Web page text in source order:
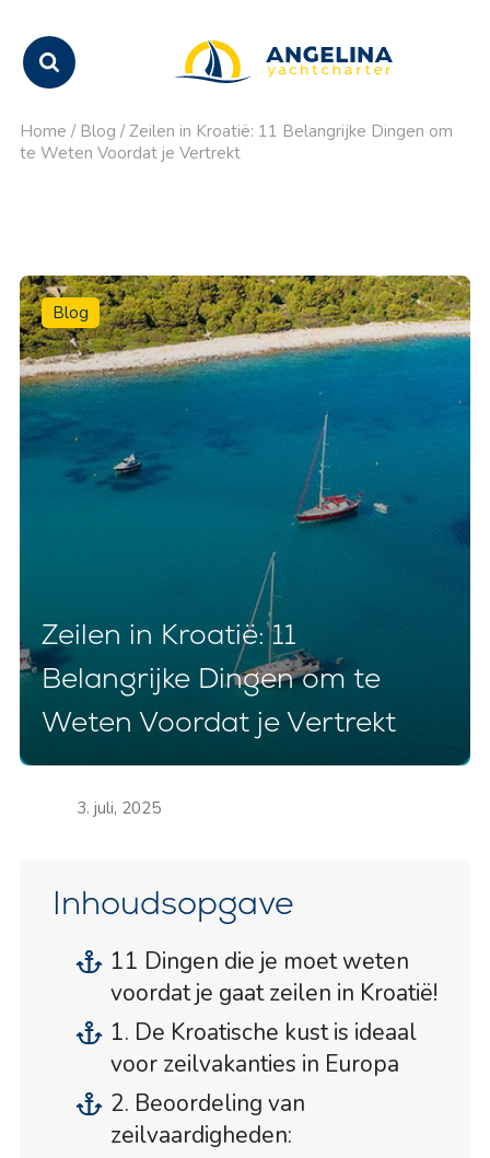
Home / Blog / Zeilen in Kroatië: 11 Belangrijke Dingen om
te Weten Voordat je Vertrekt
Blog
Zeilen in Kroatië: 11
Belangrijke Dingen om te
Weten Voordat je Vertrekt
3. juli, 2025
Inhoudsopgave
11 Dingen die je moet weten
voordat je gaat zeilen in Kroatië!
1. De Kroatische kust is ideaal
voor zeilvakanties in Europa
2. Beoordeling van
zeilvaardigheden: